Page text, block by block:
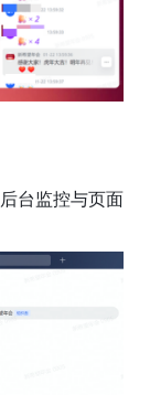
台监控与页面